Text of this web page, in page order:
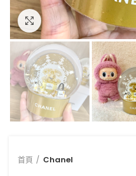
點擊放大
首頁 Chanel